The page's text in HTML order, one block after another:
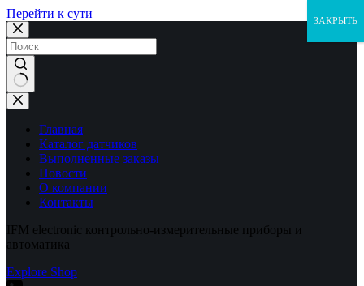
Перейти к сути
Ничего
не
найденоГлавная
Каталог датчиков
Выполненные заказы
Новости
О компании
Контакты
IFM electronic контрольно-измерительные приборы и
автоматика
Explore Shop
ЗАКРЫТЬ